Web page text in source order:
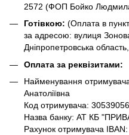
2572 (ФОП Бойко Людмила
Готівкою: (Оплата в
за адресою: вулиця
Дніпропетровська
Оплата за реквізитами:
Найменування
Анатоліївна
Код отримувача:
Назва банку: АТ КБ
Рахунок отримувача IBAN: